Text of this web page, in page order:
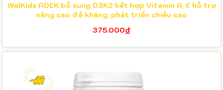
WelKids ADEK bổ sung D3K2 kết hợp Vitamin A, E hỗ trợ
nâng cao đề kháng, phát triển chiều cao
375.000₫